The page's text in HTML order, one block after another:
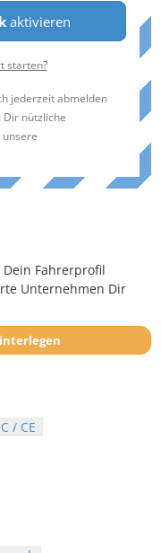
aktivieren
starten?
jederzeit abmelden
Dir nützliche
Fahrerprofil
Unternehmen Dir
hinterlegen
C / CE